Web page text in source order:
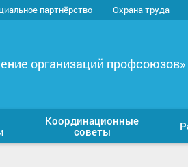
партнёрство Охрана труда
организаций профсоюзов»
Координационные
советы